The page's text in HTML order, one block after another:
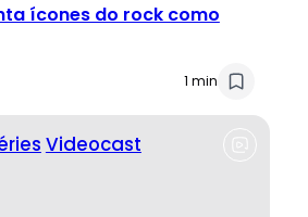
ícones do rock como
1 min
Videocast